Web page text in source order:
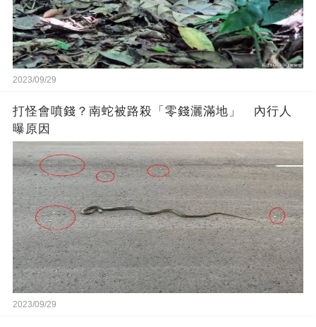
2023/09/29
打怪會噴錢？南蛇被路殺「零錢灑滿地」 內行人
曝原因
2023/09/29